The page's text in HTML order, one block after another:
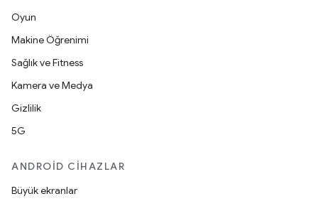
Oyun
Makine Öğrenimi
Sağlık ve Fitness
Kamera ve Medya
Gizlilik
5G
ANDROID CIHAZLAR
Büyük ekranlar